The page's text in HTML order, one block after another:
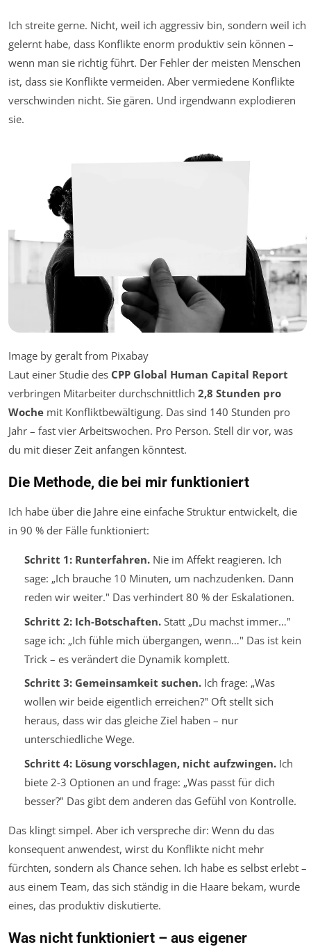
Ich streite gerne. Nicht, weil ich aggressiv bin, sondern weil ich
gelernt habe, dass Konflikte enorm produktiv sein können –
wenn man sie richtig führt. Der Fehler der meisten Menschen
ist, dass sie Konflikte vermeiden. Aber vermiedene Konflikte
verschwinden nicht. Sie gären. Und irgendwann explodieren
sie.
Image by geralt from Pixabay
Laut einer Studie des CPP Global Human Capital Report
verbringen Mitarbeiter durchschnittlich 2,8 Stunden pro
Woche mit Konfliktbewältigung. Das sind 140 Stunden pro
Jahr – fast vier Arbeitswochen. Pro Person. Stell dir vor, was
du mit dieser Zeit anfangen könntest.
Die Methode, die bei mir funktioniert
Ich habe über die Jahre eine einfache Struktur entwickelt, die
in 90 % der Fälle funktioniert:
Schritt 1: Runterfahren.Nie im Affekt reagieren. Ich
sage: „Ich brauche 10 Minuten, um nachzudenken. Dann
reden wir weiter." Das verhindert 80 % der Eskalationen.
Schritt 2: Ich-Botschaften.Statt „Du machst immer…"
sage ich: „Ich fühle mich übergangen, wenn…" Das ist kein
Trick – es verändert die Dynamik komplett.
Schritt 3: Gemeinsamkeit suchen.Ich frage: „Was
wollen wir beide eigentlich erreichen?" Oft stellt sich
heraus, dass wir das gleiche Ziel haben – nur
unterschiedliche Wege.
Schritt 4: Lösung vorschlagen, nicht aufzwingen.Ich
biete 2-3 Optionen an und frage: „Was passt für dich
besser?" Das gibt dem anderen das Gefühl von Kontrolle.
Das klingt simpel. Aber ich verspreche dir: Wenn du das
konsequent anwendest, wirst du Konflikte nicht mehr
fürchten, sondern als Chance sehen. Ich habe es selbst erlebt –
aus einem Team, das sich ständig in die Haare bekam, wurde
eines, das produktiv diskutierte.
Was nicht funktioniert – aus eigener